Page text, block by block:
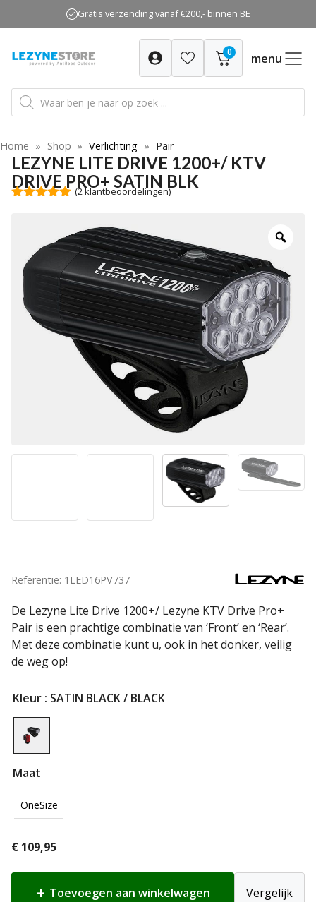
naar
inhoud
Gratis verzending vanaf €200,- binnen BE
0 menu
Producten
zoeken
Home » Shop » Verlichting » Pair
LEZYNE LITE DRIVE 1200+/ KTV
DRIVE PRO+ SATIN BLK
(2klantbeoordelingen)
Referentie: 1LED16PV737
De Lezyne Lite Drive 1200+/ Lezyne KTV Drive Pro+
Pair is een prachtige combinatie van ‘Front’ en ‘Rear’.
Met deze combinatie kunt u, ook in het donker, veilig
de weg op!
Kleur : SATIN BLACK / BLACK
Maat
OneSize
€ 109,95
Toevoegen aan winkelwagen Vergelijk